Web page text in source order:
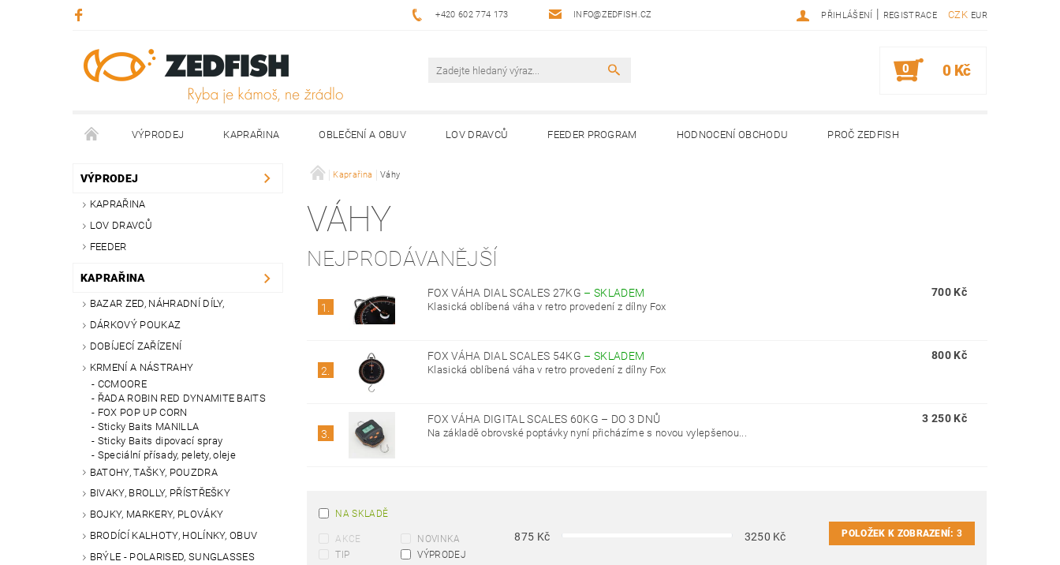
+420 602 774 173 INFO@ZEDFISH.CZ CZK EUR
PŘIHLÁŠENÍ | REGISTRACE
0 0 Kč
VÝPRODEJ KAPRAŘINA OBLEČENÍ A OBUV LOV DRAVCŮ FEEDER PROGRAM HODNOCENÍ OBCHODU PROČ ZEDFISH
KONTAKTY
VÝPRODEJ
KAPRAŘINA
LOV DRAVCŮ
FEEDER
KAPRAŘINA
BAZAR ZED, NÁHRADNÍ DÍLY,
DÁRKOVÝ POUKAZ
DOBÍJECÍ ZAŘÍZENÍ
KRMENÍ A NÁSTRAHY
CCMOORE
ŘADA ROBIN RED DYNAMITE BAITS
FOX POP UP CORN
Sticky Baits MANILLA
Sticky Baits dipovací spray
Speciální přísady, pelety, oleje
BATOHY, TAŠKY, POUZDRA
BIVAKY, BROLLY, PŘÍSTŘEŠKY
BOJKY, MARKERY, PLOVÁKY
BRODÍCÍ KALHOTY, HOLÍNKY, OBUV
BRÝLE - POLARISED, SUNGLASSES
Kaprařina Váhy
VÁHY
NEJPRODÁVANĚJŠÍ
1.
FOX VÁHA DIAL SCALES 27KG – SKLADEM
Klasická oblíbená váha v retro provedení z dílny Fox
700 Kč
2.
FOX VÁHA DIAL SCALES 54KG – SKLADEM
Klasická oblíbená váha v retro provedení z dílny Fox
800 Kč
3.
FOX VÁHA DIGITAL SCALES 60KG – DO 3 DNŮ
Na základě obrovské poptávky nyní přicházíme s novou vylepšenou...
3 250 Kč
NA SKLADĚ
AKCE
NOVINKA
TIP
VÝPRODEJ
875 Kč 3250 Kč POLOŽEK K ZOBRAZENÍ:3